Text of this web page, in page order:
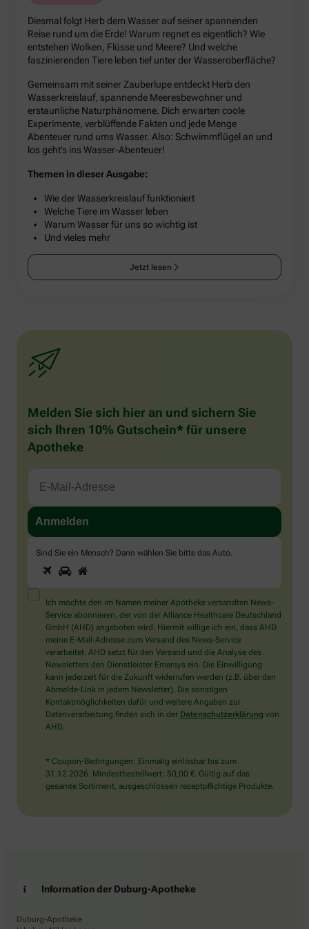
Diesmal folgt Herb dem Wasser auf seiner spannenden
Reise rund um die Erde! Warum regnet es eigentlich? Wie
entstehen Wolken, Flüsse und Meere? Und welche
faszinierenden Tiere leben tief unter der Wasseroberfläche?
Gemeinsam mit seiner Zauberlupe entdeckt Herb den
Wasserkreislauf, spannende Meeresbewohner und
erstaunliche Naturphänomene. Dich erwarten coole
Experimente, verblüffende Fakten und jede Menge
Abenteuer rund ums Wasser. Also: Schwimmflügel an und
los geht’s ins Wasser-Abenteuer!
Themen in dieser Ausgabe:
Wie der Wasserkreislauf funktioniert
Welche Tiere im Wasser leben
Warum Wasser für uns so wichtig ist
Und vieles mehr
Jetzt lesen
Melden Sie sich hier an und sichern Sie
sich Ihren 10% Gutschein* für unsere
Apotheke
Sind Sie ein Mensch? Dann wählen Sie bitte das Auto.
Sind
Sie
ein
Mensch?
Dann
wählen
Sie
bitte
das
Auto.
1 2
Ich möchte den im Namen meiner Apotheke versandten News-
Service abonnieren, der von der Alliance Healthcare Deutschland
GmbH (AHD) angeboten wird. Hiermit willige ich ein, dass AHD
meine E-Mail-Adresse zum Versand des News-Service
verarbeitet. AHD setzt für den Versand und die Analyse des
Newsletters den Dienstleister Emarsys ein. Die Einwilligung
kann jederzeit für die Zukunft widerrufen werden (z.B. über den
Abmelde-Link in jedem Newsletter). Die sonstigen
Kontaktmöglichkeiten dafür und weitere Angaben zur
Datenverarbeitung finden sich in der Datenschutzerklärung von
AHD.
* Coupon-Bedingungen: Einmalig einlösbar bis zum
31.12.2026. Mindestbestellwert: 50,00 €. Gültig auf das
gesamte Sortiment, ausgeschlossen rezeptpflichtige Produkte.
Information der Duburg-Apotheke
Duburg-Apotheke